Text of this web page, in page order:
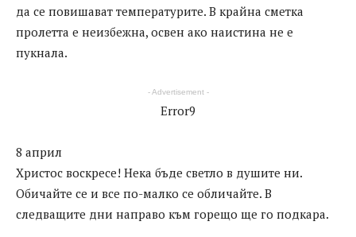
да се повишават температурите. В крайна сметка
пролетта е неизбежна, освен ако наистина не е
пукнала.
- Advertisement -
Error9
8 април
Христос воскресе! Нека бъде светло в душите ни.
Обичайте се и все по-малко се обличайте. В
следващите дни направо към горещо ще го подкара.